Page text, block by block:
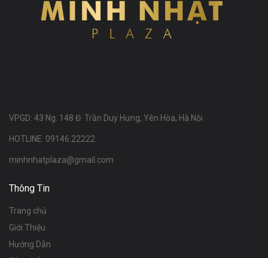
VPGD: 43 Ng. 148 Đ. Trần Duy Hưng, Yên Hòa, Hà Nội
HOTLINE: 09146.22222
minhnhatplaza@gmail.com
Thông Tin
Trang chủ
Giới Thiệu
Hướng Dẫn